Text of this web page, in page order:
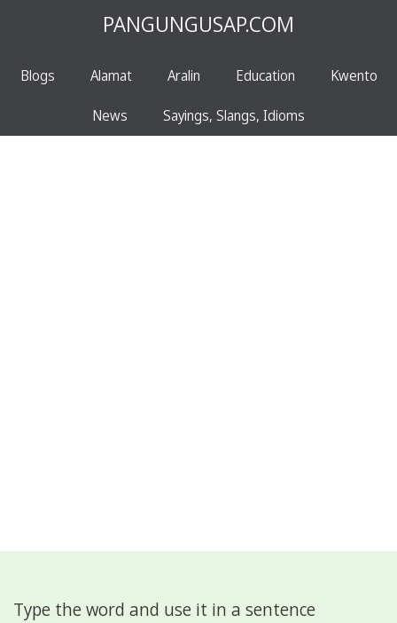
PANGUNGUSAP.COM
Blogs Alamat Aralin Education Kwento
News Sayings, Slangs, Idioms
Type the word and use it in a sentence